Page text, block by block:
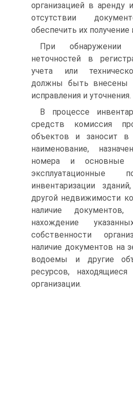
организацией в аренду
отсутствии
обеспечить их
При обнаружении
неточностей в
учета или
должны быть внесены
исправления и уточнения.
В процессе
средств комиссия
объектов и заносит в
наименование,
номера и основные
эксплуатационные
инвентаризации
другой недвижимости
наличие документов,
нахождение
собственности
наличие документов на
водоемы и другие
ресурсов,
организации.